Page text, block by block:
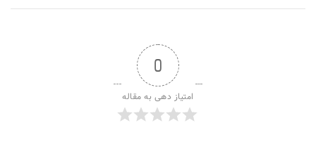
0
امتیاز دهی به مقاله